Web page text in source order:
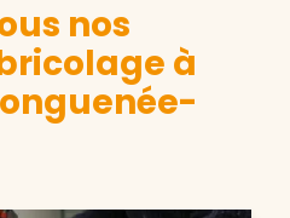
nos
à